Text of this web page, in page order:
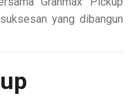
yang dibangun